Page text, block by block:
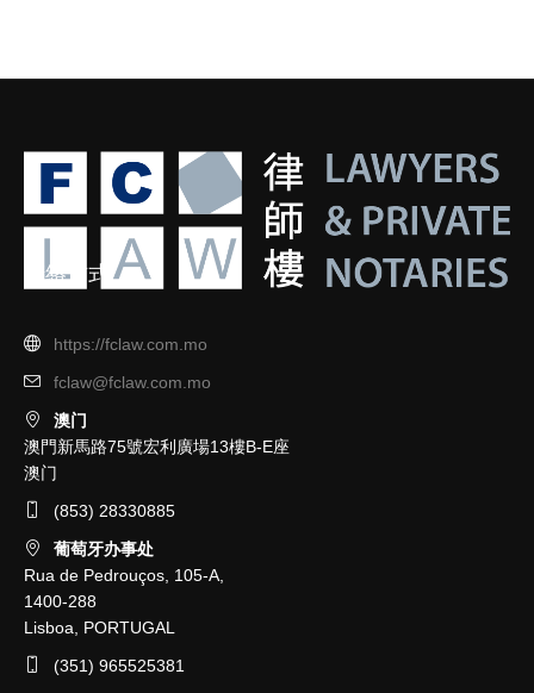
聯絡方式
https://fclaw.com.mo
fclaw@fclaw.com.mo
澳门
澳門新馬路75號宏利廣場13樓B-E座
澳门
(853) 28330885
葡萄牙办事处
Rua de Pedrouços, 105-A,
1400-288
Lisboa, PORTUGAL
(351) 965525381